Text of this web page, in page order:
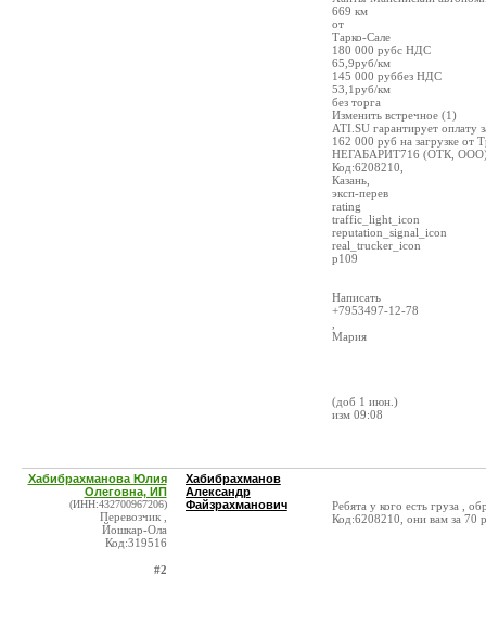
669 км
от
Тарко-Сале
180 000 рубс НДС
65,9руб/км
145 000 руббез НДС
53,1руб/км
без торга
Изменить встречное (1)
ATI.SU гарантирует оплату
162 000 руб на загрузке от
НЕГАБАРИТ716 (ОТК,
Код:6208210,
Казань,
эксп-перев
rating
traffic_light_icon
reputation_signal_icon
real_trucker_icon
р109
Написать
+7953497-12-78
Мария
(доб 1 июн.)
изм 09:08
Хабибрахманова Юлия
Олеговна, ИП
(ИНН:432700967206)
Перевозчик ,
Йошкар-Ола
Код:319516
#2
Хабибрахманов
Александр
Файзрахманович
Ребята у кого есть груза
Код:6208210, они вам за 70